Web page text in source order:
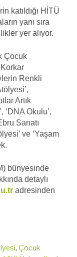
katıldığı HİTÜ
yanı sıra
yer alıyor.
Çocuk
Renkli
Artık
‘DNA Okulu’,
Sanatı
ve ‘Yaşam
bünyesinde
detaylı
adresinden
,Çocuk